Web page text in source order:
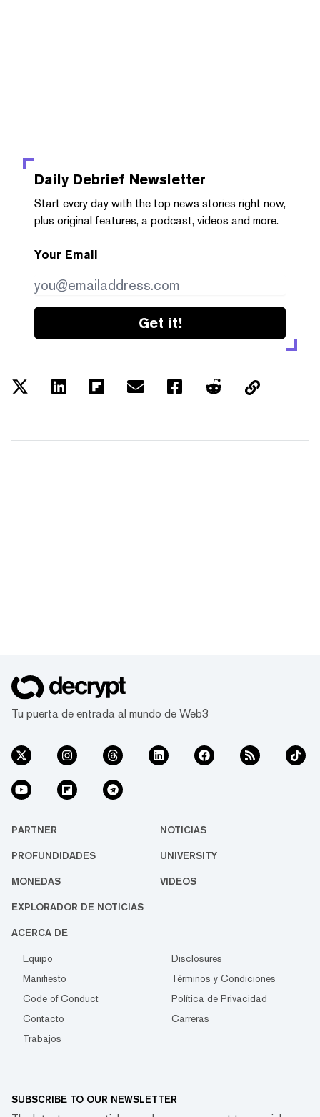
Daily Debrief Newsletter
Start every day with the top news stories right now,
plus original features, a podcast, videos and more.
Your Email
Get it!
Tu puerta de entrada al mundo de Web3
PARTNER NOTICIAS
PROFUNDIDADES UNIVERSITY
MONEDAS VIDEOS
EXPLORADOR DE NOTICIAS
ACERCA DE
Equipo
Disclosures
Manifiesto
Términos y Condiciones
Code of Conduct
Política de Privacidad
Contacto
Carreras
Trabajos
SUBSCRIBE TO OUR NEWSLETTER